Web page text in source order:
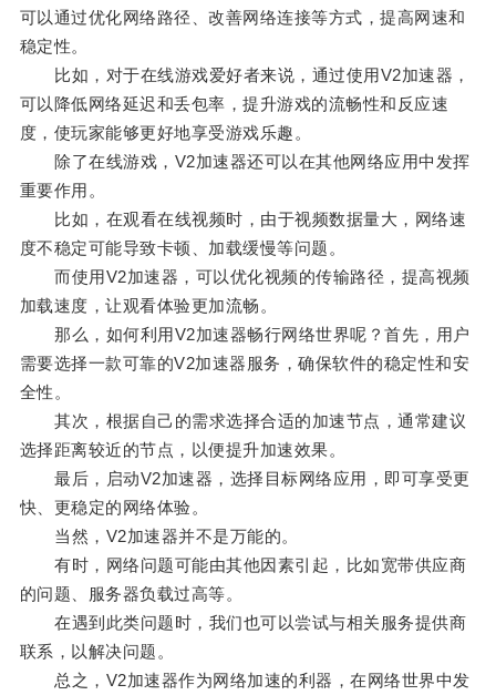
可以通过优化网络路径、改善网络连接等方式，提高网速和
稳定性。
比如，对于在线游戏爱好者来说，通过使用V2加速器，
可以降低网络延迟和丢包率，提升游戏的流畅性和反应速
度，使玩家能够更好地享受游戏乐趣。
除了在线游戏，V2加速器还可以在其他网络应用中发挥
重要作用。
比如，在观看在线视频时，由于视频数据量大，网络速
度不稳定可能导致卡顿、加载缓慢等问题。
而使用V2加速器，可以优化视频的传输路径，提高视频
加载速度，让观看体验更加流畅。
那么，如何利用V2加速器畅行网络世界呢？首先，用户
需要选择一款可靠的V2加速器服务，确保软件的稳定性和安
全性。
其次，根据自己的需求选择合适的加速节点，通常建议
选择距离较近的节点，以便提升加速效果。
最后，启动V2加速器，选择目标网络应用，即可享受更
快、更稳定的网络体验。
当然，V2加速器并不是万能的。
有时，网络问题可能由其他因素引起，比如宽带供应商
的问题、服务器负载过高等。
在遇到此类问题时，我们也可以尝试与相关服务提供商
联系，以解决问题。
总之，V2加速器作为网络加速的利器，在网络世界中发